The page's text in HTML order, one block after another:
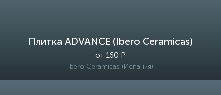
Плитка ADVANCE (Ibero Ceramicas)
от 160 ₽
Ibero Ceramicas (Испания)